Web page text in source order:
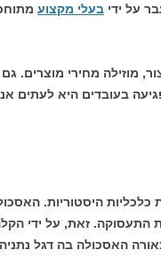
על ידי בעלי מקצוע
מוזילה מחירי מוצרים.
בעובדים היא לעתים
כלכליות היסטוריות.
זאת, על ידי
האסכולה בה דגל